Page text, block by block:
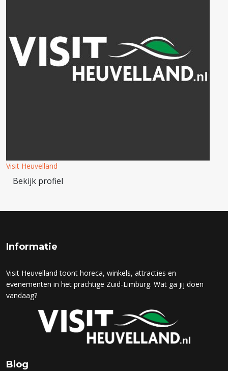
Visit Heuvelland
Bekijk profiel
Informatie
Visit Heuvelland toont horeca, winkels, attracties en
evenementen in het prachtige Zuid-Limburg. Wat ga jij doen
vandaag?
Blog